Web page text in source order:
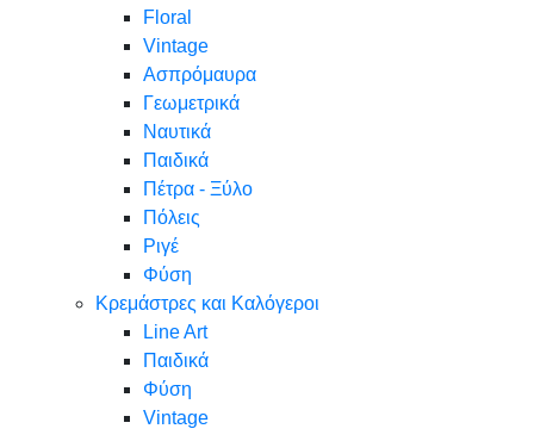
Floral
Vintage
Ασπρόμαυρα
Γεωμετρικά
Ναυτικά
Παιδικά
Πέτρα - Ξύλο
Πόλεις
Ριγέ
Φύση
Κρεμάστρες και Καλόγεροι
Line Art
Παιδικά
Φύση
Vintage